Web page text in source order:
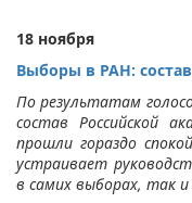
18 ноября
Выборы в РАН:
По результатам
состав Российской
прошли гораздо
устраивает
в самих выборах, так и